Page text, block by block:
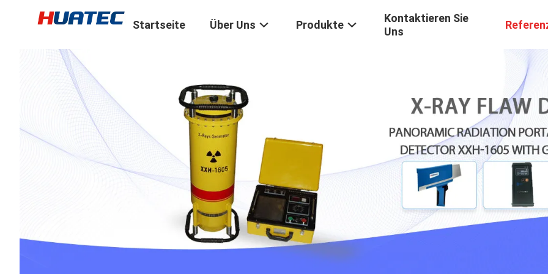
Startseite Über Uns Produkte
Kontaktieren Sie
Uns